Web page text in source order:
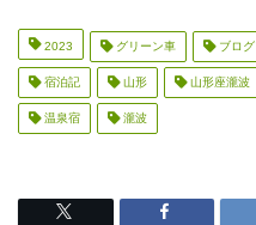
2023 グリーン車 ブログ
宿泊記 山形 山形座瀧波
温泉宿 瀧波